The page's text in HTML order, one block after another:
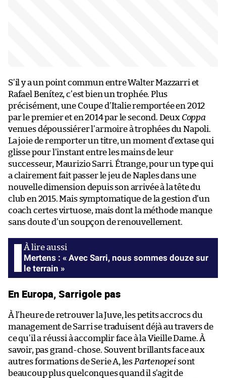
S’il y a un point commun entre Walter Mazzarri et
Rafael Benítez, c’est bien un trophée. Plus
précisément, une Coupe d’Italie remportée en 2012
par le premier et en 2014 par le second. Deux Coppa
venues dépoussiérer l’armoire à trophées du Napoli.
La joie de remporter un titre, un moment d’extase qui
glisse pour l’instant entre les mains de leur
successeur, Maurizio Sarri. Étrange, pour un type qui
a clairement fait passer le jeu de Naples dans une
nouvelle dimension depuis son arrivée à la tête du
club en 2015. Mais symptomatique de la gestion d’un
coach certes virtuose, mais dont la méthode manque
sans doute d’un soupçon de renouvellement.
Mertens : « Avec Sarri, nous sommes douze sur
le terrain »
En Europa, Sarrigole pas
À l’heure de retrouver la Juve, les petits accrocs du
management de Sarri se traduisent déjà au travers de
ce qu’il a réussi à accomplir face à la Vieille Dame. À
savoir, pas grand-chose. Souvent brillants face aux
autres formations de Serie A, les Partenopei sont
beaucoup plus quelconques quand il s’agit de